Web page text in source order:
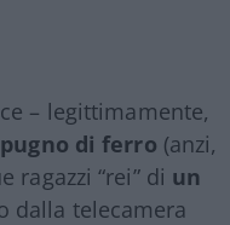
– legittimamente,
pugno di ferro (anzi,
ragazzi “rei” di un
dalla telecamera